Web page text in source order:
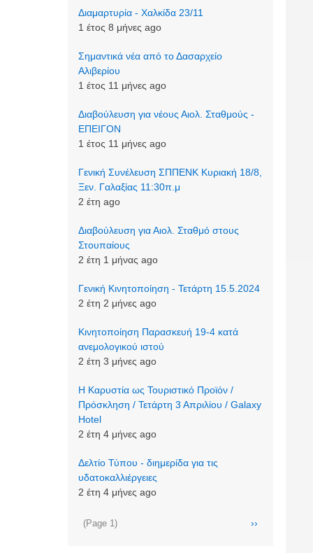
Διαμαρτυρία - Χαλκίδα 23/11
1 έτος 8 μήνες ago
Σημαντικά νέα από το Δασαρχείο
Αλιβερίου
1 έτος 11 μήνες ago
Διαβούλευση για νέους Αιολ. Σταθμούς -
ΕΠΕΙΓΟΝ
1 έτος 11 μήνες ago
Γενική Συνέλευση ΣΠΠΕΝΚ Κυριακή 18/8,
Ξεν. Γαλαξίας 11:30π.μ
2 έτη ago
Διαβούλευση για Αιολ. Σταθμό στους
Στουπαίους
2 έτη 1 μήνας ago
Γενική Κινητοποίηση - Τετάρτη 15.5.2024
2 έτη 2 μήνες ago
Κινητοποίηση Παρασκευή 19-4 κατά
ανεμολογικού ιστού
2 έτη 3 μήνες ago
Η Καρυστία ως Τουριστικό Προϊόν /
Πρόσκληση / Τετάρτη 3 Απριλίου / Galaxy
Hotel
2 έτη 4 μήνες ago
Δελτίο Τύπου - διημερίδα για τις
υδατοκαλλιέργειες
2 έτη 4 μήνες ago
Σελιδοποίηση
(Page 1)
Next
››